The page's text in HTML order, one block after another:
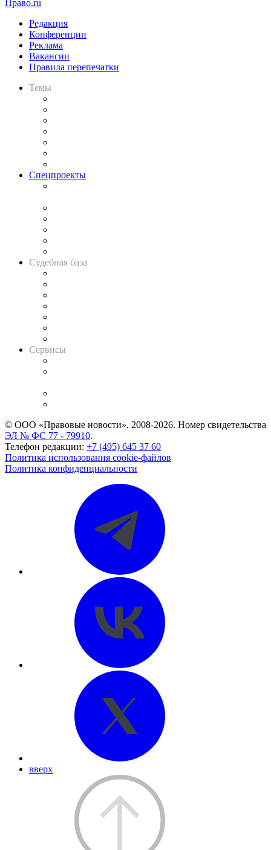
Право.ru
Редакция
Конференции
Реклама
Вакансии
Правила перепечатки
Темы
Спецпроекты
Судебная база
Сервисы
© ООО «Правовые новости». 2008-2026. Номер свидетельства
ЭЛ № ФС 77 - 79910.
Телефон редакции: +7 (495) 645 37 60
Политика использования cookie-файлов
Политика конфиденциальности
вверх